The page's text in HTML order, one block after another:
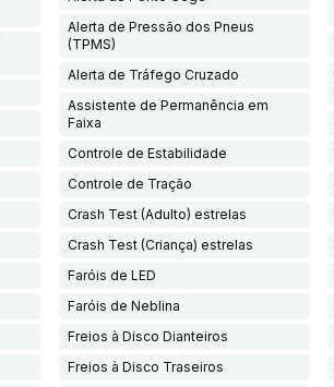
Alerta de Pressão dos Pneus
(TPMS)
Alerta de Tráfego Cruzado
Assistente de Permanência em
Faixa
Controle de Estabilidade
Controle de Tração
Crash Test (Adulto) estrelas
Crash Test (Criança) estrelas
Faróis de LED
Faróis de Neblina
Freios à Disco Dianteiros
Freios à Disco Traseiros